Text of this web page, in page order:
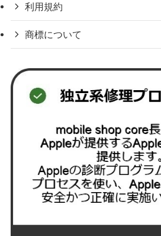
利用規約
商標について